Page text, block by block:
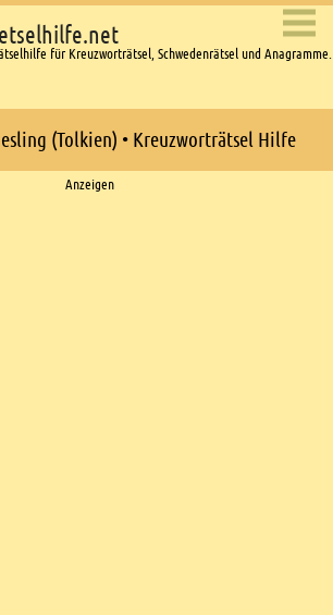
für Kreuzworträtsel, Schwedenrätsel und Anagramme.
(Tolkien) • Kreuzworträtsel Hilfe
Anzeigen